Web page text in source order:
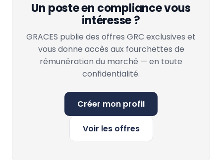
Un poste en compliance vous
intéresse ?
GRACES publie des offres GRC exclusives et
vous donne accès aux fourchettes de
rémunération du marché — en toute
confidentialité.
Créer mon profil
Voir les offres